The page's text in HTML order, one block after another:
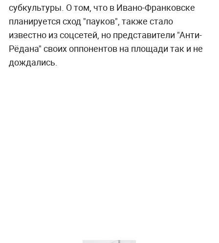
субкультуры. О том, что в Ивано-Франковске
планируется сход "пауков", также стало
известно из соцсетей, но представители "Анти-
Рёдана" своих оппонентов на площади так и не
дождались.